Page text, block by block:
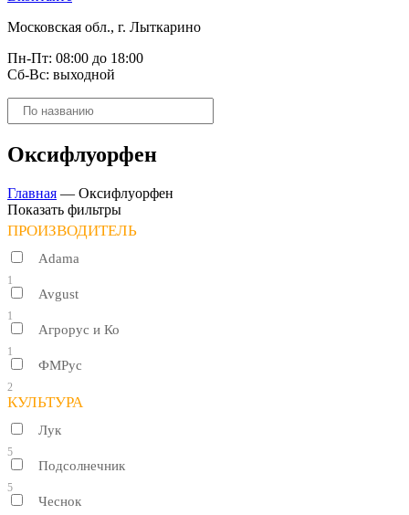
Московская обл., г. Лыткарино
Пн-Пт: 08:00 до 18:00
Сб-Вс: выходной
Поиск
товаров
Оксифлуорфен
Главная — Оксифлуорфен
Показать фильтры
ПРОИЗВОДИТЕЛЬ
Adama
1
Avgust
1
Агрорус и Ко
1
ФМРус
2
КУЛЬТУРА
Лук
5
Подсолнечник
5
Чеснок